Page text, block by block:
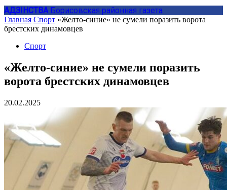
АДЗIНСТВА Борисовская районная газета
Главная Спорт «Желто-синие» не сумели поразить ворота
брестских динамовцев
Спорт
«Желто-синие» не сумели поразить
ворота брестских динамовцев
20.02.2025